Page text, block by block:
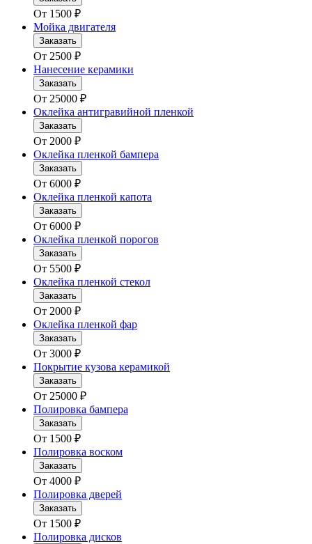
От 1500 ₽
Мойка двигателя
Заказать
От 2500 ₽
Нанесение керамики
Заказать
От 25000 ₽
Оклейка антигравийной пленкой
Заказать
От 2000 ₽
Оклейка пленкой бампера
Заказать
От 6000 ₽
Оклейка пленкой капота
Заказать
От 6000 ₽
Оклейка пленкой порогов
Заказать
От 5500 ₽
Оклейка пленкой стекол
Заказать
От 2000 ₽
Оклейка пленкой фар
Заказать
От 3000 ₽
Покрытие кузова керамикой
Заказать
От 25000 ₽
Полировка бампера
Заказать
От 1500 ₽
Полировка воском
Заказать
От 4000 ₽
Полировка дверей
Заказать
От 1500 ₽
Полировка дисков